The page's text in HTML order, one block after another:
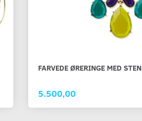
FARVEDE ØRERINGE MED STEN
5.500,00